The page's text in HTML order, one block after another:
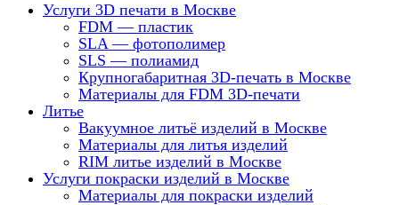
Услуги 3D печати в Москве
FDM — пластик
SLA — фотополимер
SLS — полиамид
Крупногабаритная 3D-печать в Москве
Материалы для FDM 3D-печати
Литье
Вакуумное литьё изделий в Москве
Материалы для литья изделий
RIM литье изделий в Москве
Услуги покраски изделий в Москве
Материалы для покраски изделий